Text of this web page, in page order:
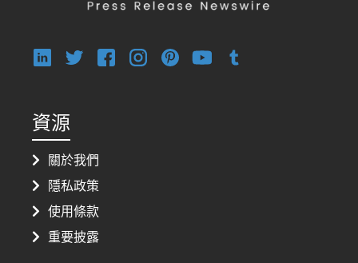
資源
關於我們
隱私政策
使用條款
重要披露